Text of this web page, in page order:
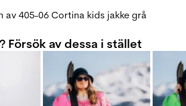
av 405-06 Cortina kids jakke grå
Försök av dessa i stället